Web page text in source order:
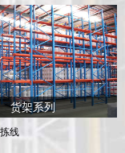
货架系列